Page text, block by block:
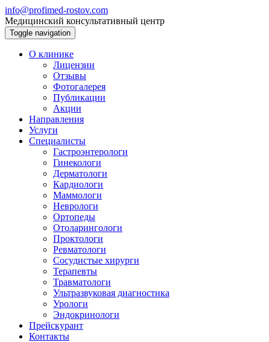
info@profimed-rostov.com
Медицинский консультативный центр
Toggle navigation
О клинике
Лицензии
Отзывы
Фотогалерея
Публикации
Акции
Направления
Услуги
Специалисты
Гастроэнтерологи
Гинекологи
Дерматологи
Кардиологи
Маммологи
Неврологи
Ортопеды
Отоларингологи
Проктологи
Ревматологи
Сосудистые хирурги
Терапевты
Травматологи
Ультразвуковая диагностика
Урологи
Эндокринологи
Прейскурант
Контакты